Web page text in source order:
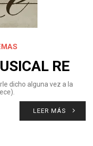
RE
dicho alguna vez a la
LEER MÁS